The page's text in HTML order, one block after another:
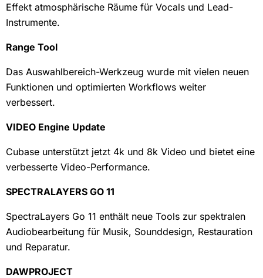
Effekt atmosphärische Räume für Vocals und Lead-
Instrumente.
Range Tool
Das Auswahlbereich-Werkzeug wurde mit vielen neuen
Funktionen und optimierten Workflows weiter
verbessert.
VIDEO Engine Update
Cubase unterstützt jetzt 4k und 8k Video und bietet eine
verbesserte Video-Performance.
SPECTRALAYERS GO 11
SpectraLayers Go 11 enthält neue Tools zur spektralen
Audiobearbeitung für Musik, Sounddesign, Restauration
und Reparatur.
DAWPROJECT